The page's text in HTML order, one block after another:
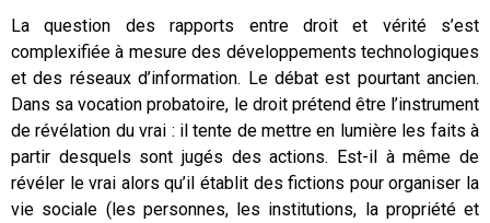
La question des rapports entre droit et vérité s’est
complexifiée à mesure des développements technologiques
et des réseaux d’information. Le débat est pourtant ancien.
Dans sa vocation probatoire, le droit prétend être l’instrument
de révélation du vrai : il tente de mettre en lumière les faits à
partir desquels sont jugés des actions. Est-il à même de
révéler le vrai alors qu’il établit des fictions pour organiser la
vie sociale (les personnes, les institutions, la propriété et